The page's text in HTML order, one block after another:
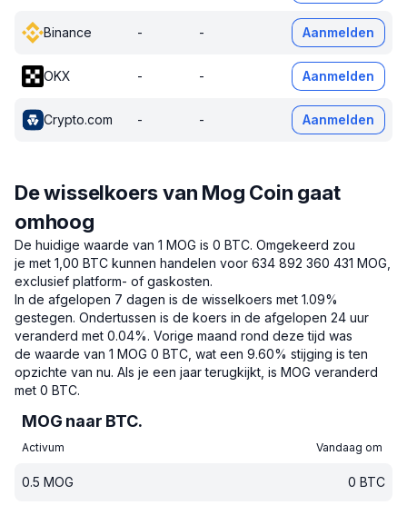
Binance - - Aanmelden
OKX - - Aanmelden
Crypto.com - - Aanmelden
De wisselkoers van Mog Coin gaat
omhoog
De huidige waarde van 1 MOG is 0 BTC. Omgekeerd zou
je met 1,00 BTC kunnen handelen voor 634 892 360 431 MOG,
exclusief platform- of gaskosten.
In de afgelopen 7 dagen is de wisselkoers met 1.09%
gestegen. Ondertussen is de koers in de afgelopen 24 uur
veranderd met 0.04%. Vorige maand rond deze tijd was
de waarde van 1 MOG 0 BTC, wat een 9.60% stijging is ten
opzichte van nu. Als je een jaar terugkijkt, is MOG veranderd
met 0 BTC.
MOG naar BTC.
Activum Vandaag om
0.5 MOG 0 BTC